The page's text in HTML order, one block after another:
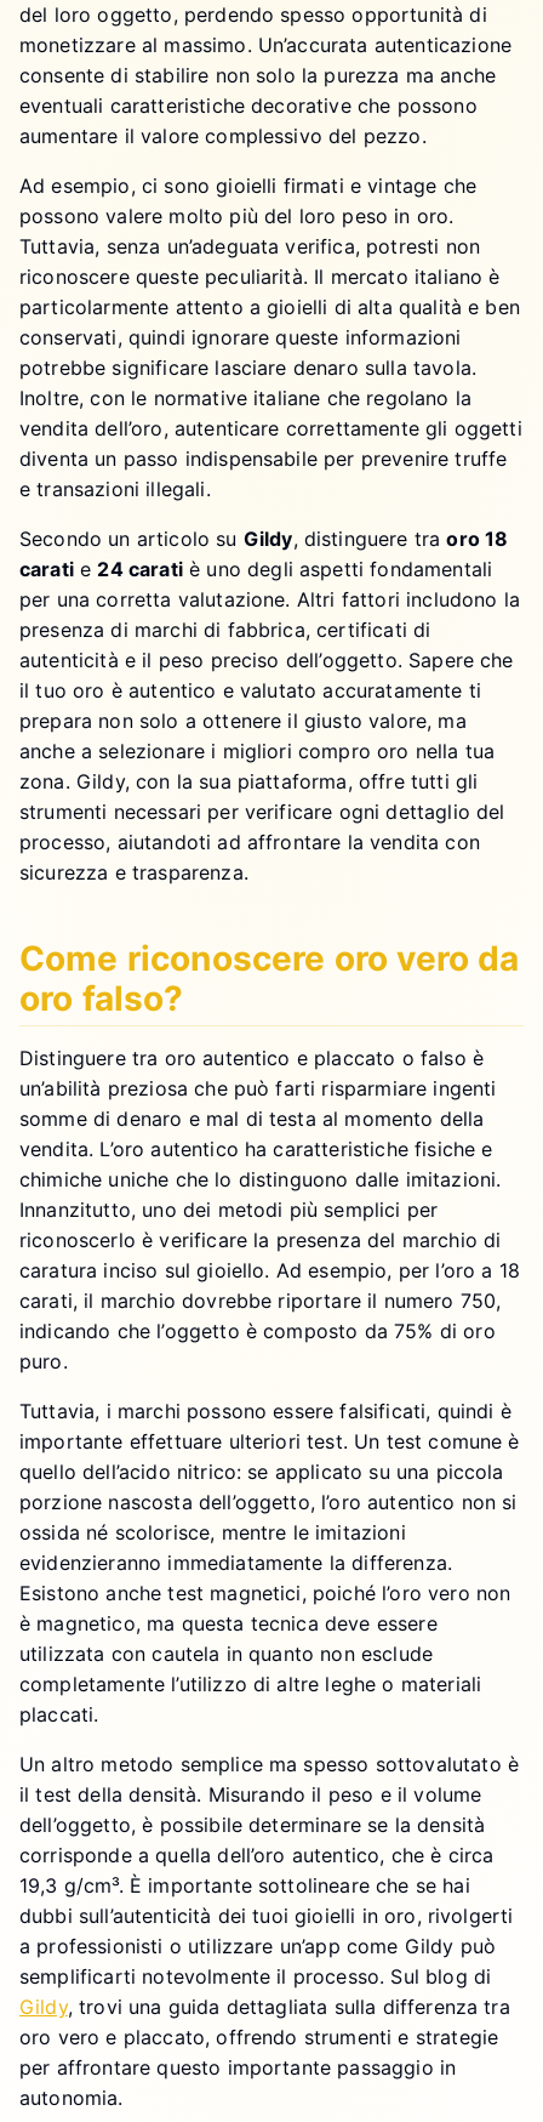
del loro oggetto, perdendo spesso opportunità di
monetizzare al massimo. Un’accurata autenticazione
consente di stabilire non solo la purezza ma anche
eventuali caratteristiche decorative che possono
aumentare il valore complessivo del pezzo.
Ad esempio, ci sono gioielli firmati e vintage che
possono valere molto più del loro peso in oro.
Tuttavia, senza un’adeguata verifica, potresti non
riconoscere queste peculiarità. Il mercato italiano è
particolarmente attento a gioielli di alta qualità e ben
conservati, quindi ignorare queste informazioni
potrebbe significare lasciare denaro sulla tavola.
Inoltre, con le normative italiane che regolano la
vendita dell’oro, autenticare correttamente gli oggetti
diventa un passo indispensabile per prevenire truffe
e transazioni illegali.
Secondo un articolo su Gildy, distinguere traoro 18
caratie 24 caratiè uno degli aspetti fondamentali
per una corretta valutazione. Altri fattori includono la
presenza di marchi di fabbrica, certificati di
autenticità e il peso preciso dell’oggetto. Sapere che
il tuo oro è autentico e valutato accuratamente ti
prepara non solo a ottenere il giusto valore, ma
anche a selezionare i migliori compro oro nella tua
zona. Gildy, con la sua piattaforma, offre tutti gli
strumenti necessari per verificare ogni dettaglio del
processo, aiutandoti ad affrontare la vendita con
sicurezza e trasparenza.
Come riconoscere oro vero da
oro falso?
Distinguere tra oro autentico e placcato o falso è
un’abilità preziosa che può farti risparmiare ingenti
somme di denaro e mal di testa al momento della
vendita. L’oro autentico ha caratteristiche fisiche e
chimiche uniche che lo distinguono dalle imitazioni.
Innanzitutto, uno dei metodi più semplici per
riconoscerlo è verificare la presenza del marchio di
caratura inciso sul gioiello. Ad esempio, per l’oro a 18
carati, il marchio dovrebbe riportare il numero 750,
indicando che l’oggetto è composto da 75% di oro
puro.
Tuttavia, i marchi possono essere falsificati, quindi è
importante effettuare ulteriori test. Un test comune è
quello dell’acido nitrico: se applicato su una piccola
porzione nascosta dell’oggetto, l’oro autentico non si
ossida né scolorisce, mentre le imitazioni
evidenzieranno immediatamente la differenza.
Esistono anche test magnetici, poiché l’oro vero non
è magnetico, ma questa tecnica deve essere
utilizzata con cautela in quanto non esclude
completamente l’utilizzo di altre leghe o materiali
placcati.
Un altro metodo semplice ma spesso sottovalutato è
il test della densità. Misurando il peso e il volume
dell’oggetto, è possibile determinare se la densità
corrisponde a quella dell’oro autentico, che è circa
19,3 g/cm³. È importante sottolineare che se hai
dubbi sull’autenticità dei tuoi gioielli in oro, rivolgerti
a professionisti o utilizzare un’app come Gildy può
semplificarti notevolmente il processo. Sul blog di
Gildy, trovi una guida dettagliata sulla differenza tra
oro vero e placcato, offrendo strumenti e strategie
per affrontare questo importante passaggio in
autonomia.